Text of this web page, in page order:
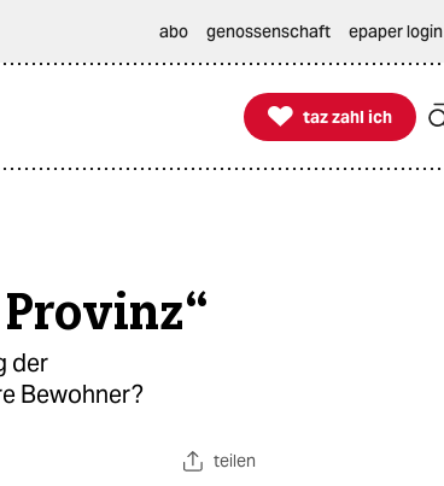
abo genossenschaft epaper login

taz zahl ich
taz zahl ich
der
Bewohner?
teilen